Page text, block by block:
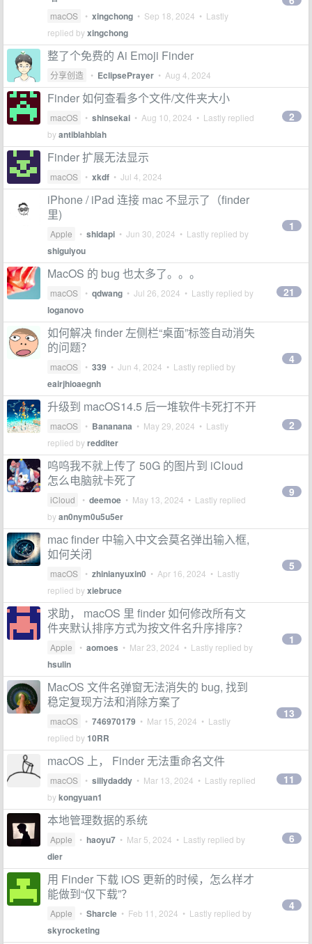
macOS • xingchong • Sep 18, 2024 • Lastly
replied byxingchong
整了个免费的 Ai Emoji Finder
分享创造 • EclipsePrayer • Aug 4, 2024
Finder 如何查看多个文件/文件夹大小
macOS • shinsekai • Aug 10, 2024 • Lastly replied
byantiblahblah
2
Finder 扩展无法显示
macOS • xkdf • Jul 4, 2024
iPhone / iPad 连接 mac 不显示了（finder
里)
Apple • shidapi • Jun 30, 2024 • Lastly replied by
shiguiyou
1
MacOS 的 bug 也太多了。。。
macOS • qdwang • Jul 26, 2024 • Lastly replied by
loganovo
21
如何解决 finder 左侧栏“桌面”标签自动消失
的问题？
macOS • 339 • Jun 4, 2024 • Lastly replied by
eairjhioaegnh
4
升级到 macOS14.5 后一堆软件卡死打不开
macOS • Bananana • May 29, 2024 • Lastly
replied byredditer
2
呜呜我不就上传了 50G 的图片到 iCloud
怎么电脑就卡死了
iCloud • deemoe • May 13, 2024 • Lastly replied
byan0nym0u5u5er
9
mac finder 中输入中文会莫名弹出输入框,
如何关闭
macOS • zhinianyuxin0 • Apr 16, 2024 • Lastly
replied byxiebruce
5
求助， macOS 里 finder 如何修改所有文
件夹默认排序方式为按文件名升序排序？
Apple • aomoes • Mar 23, 2024 • Lastly replied by
hsulin
1
MacOS 文件名弹窗无法消失的 bug, 找到
稳定复现方法和消除方案了
macOS • 746970179 • Mar 15, 2024 • Lastly
replied by10RR
13
macOS 上， Finder 无法重命名文件
macOS • sillydaddy • Mar 13, 2024 • Lastly replied
bykongyuan1
11
本地管理数据的系统
Apple • haoyu7 • Mar 5, 2024 • Lastly replied by
dier
6
用 Finder 下载 iOS 更新的时候，怎么样才
能做到“仅下载”？
Apple • Sharcle • Feb 11, 2024 • Lastly replied by
skyrocketing
4